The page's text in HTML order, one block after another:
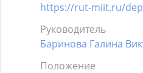
https://rut-miit.ru/
Руководитель
Баринова Галина
Положение